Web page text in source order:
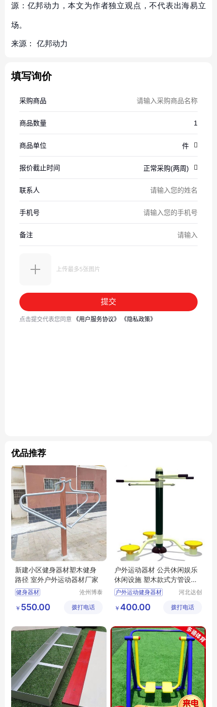
源：亿邦动力，本文为作者独立观点，不代表出海易立
场。
来源： 亿邦动力
填写询价
优品推荐
新建小区健身器材塑木健身
路径 室外户外运动器材厂家
健身器材
塑木健身路径
室外运动器材
沧州博泰
有限公司
￥ 550.00 拨打电话
户外运动器材 公共休闲娱乐
休闲设施 塑木款式方管设施
加工
户外运动健身器材
河北达创
有限公司
￥ 400.00 拨打电话